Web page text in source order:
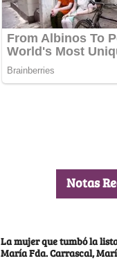
Notas
La mujer que tumbó la
María Fda. Carrascal,